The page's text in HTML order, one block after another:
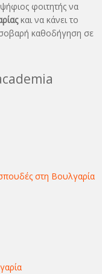
φοιτητής να
και να κάνει το
καθοδήγηση σε
στη Βουλγαρία